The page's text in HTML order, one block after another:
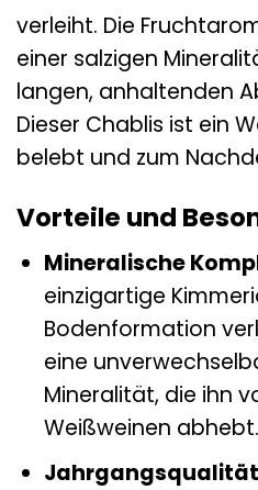
verleiht. Die
einer salzigen
langen, anhaltenden
Dieser Chablis ist ein
belebt und zum
Vorteile und
Mineralische
einzigartige
Bodenformation
eine
Mineralität, die ihn
Weißweinen abhebt.
Jahrgangsqualität